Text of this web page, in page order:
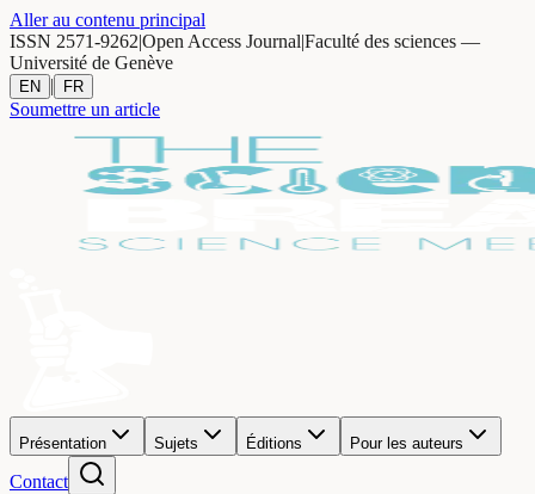
Aller au contenu principal
ISSN 2571-9262|Open Access Journal|Faculté des sciences —
Université de Genève
EN | FR
Soumettre un article
Présentation Sujets Éditions Pour les auteurs
Contact